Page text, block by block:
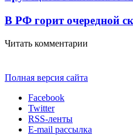
В РФ горит очередной
Читать комментарии
Полная версия сайта
Facebook
Twitter
RSS-ленты
E-mail рассылка